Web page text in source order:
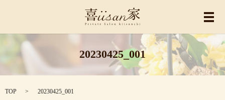
メ
20230425_001
TOP 20230425_001